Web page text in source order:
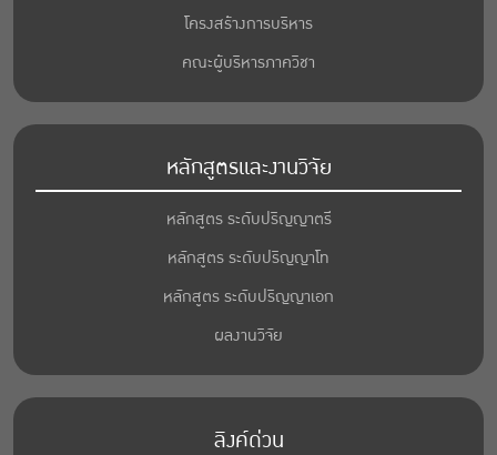
โครงสร้างการบริหาร
คณะผู้บริหารภาควิชา
หลักสูตรและงานวิจัย
หลักสูตร ระดับปริญญาตรี
หลักสูตร ระดับปริญญาโท
หลักสูตร ระดับปริญญาเอก
ผลงานวิจัย
ลิงค์ด่วน